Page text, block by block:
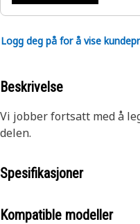
Logg deg på for å vise
Beskrivelse
Vi jobber fortsatt med å
delen.
Spesifikasjoner
Kompatible modeller